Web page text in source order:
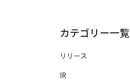
カテゴリー一覧
リリース
IR